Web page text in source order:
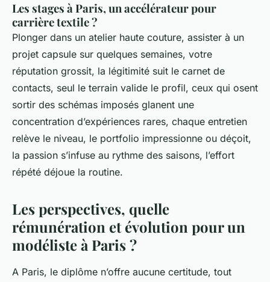
Les stages à Paris, un accélérateur pour
carrière textile ?
Plonger dans un atelier haute couture, assister à un
projet capsule sur quelques semaines, votre
réputation grossit, la légitimité suit le carnet de
contacts, seul le terrain valide le profil, ceux qui osent
sortir des schémas imposés glanent une
concentration d’expériences rares, chaque entretien
relève le niveau, le portfolio impressionne ou déçoit,
la passion s’infuse au rythme des saisons, l’effort
répété déjoue la routine.
Les perspectives, quelle
rémunération et évolution pour un
modéliste à Paris ?
A Paris, le diplôme n’offre aucune certitude, tout